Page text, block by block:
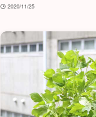
2020/11/25